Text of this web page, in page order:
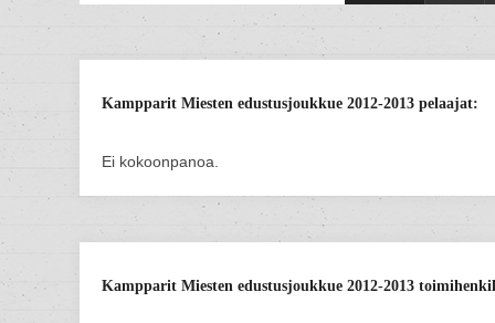
Kampparit Miesten edustusjoukkue 2012-2013 pelaajat:
Ei kokoonpanoa.
Kampparit Miesten edustusjoukkue 2012-2013